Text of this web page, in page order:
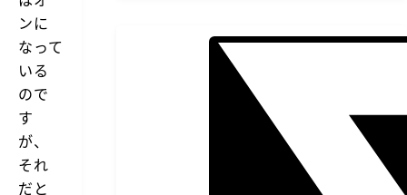
ンに
なって
いる
ので
す
が、
それ
だと